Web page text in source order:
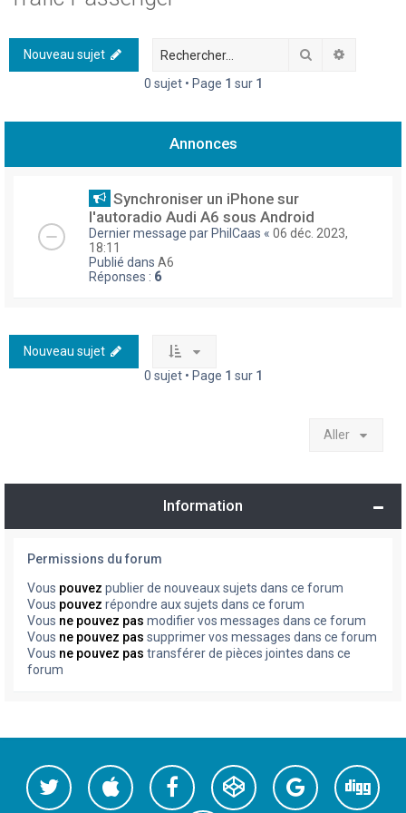
h
r
Nouveau sujet Rechercher
0 sujet • Page 1 sur 1
Annonces
Synchroniser un iPhone sur
l'autoradio Audi A6 sous Android
Dernier message par PhilCaas « 06 déc. 2023,
18:11
Publié dans A6
Réponses : 6
Nouveau sujet
0 sujet • Page 1 sur 1
Aller
Information
Permissions du forum
Vous pouvez publier de nouveaux sujets dans ce forum
Vous pouvez répondre aux sujets dans ce forum
Vous ne pouvez pas modifier vos messages dans ce forum
Vous ne pouvez pas supprimer vos messages dans ce forum
Vous ne pouvez pas transférer de pièces jointes dans ce
forum